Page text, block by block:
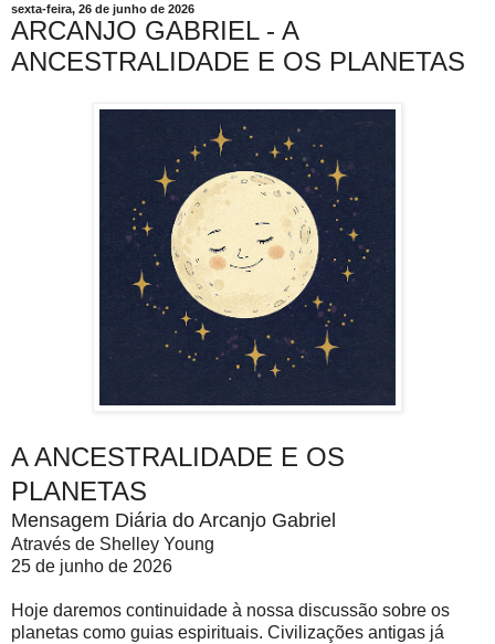
sexta-feira, 26 de junho de 2026
ARCANJO GABRIEL - A
ANCESTRALIDADE E OS PLANETAS
A ANCESTRALIDADE E OS
PLANETAS
Mensagem Diária do Arcanjo Gabriel
Através de Shelley Young
25 de junho de 2026
Hoje daremos continuidade à nossa discussão sobre os
planetas como guias espirituais. Civilizações antigas já